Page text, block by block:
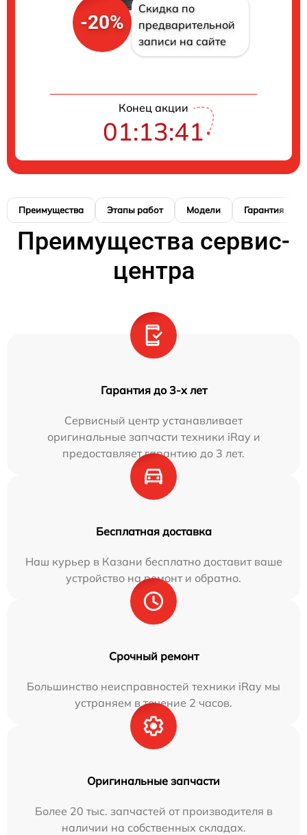
-20%
Скидка по
предварительной
записи на сайте
Конец акции
01:13:40
Преимущества Этапы работ Модели Гарантия
Преимущества сервис-
центра
Гарантия до 3-х лет
Сервисный центр устанавливает
оригинальные запчасти техники iRay и
предоставляет гарантию до 3 лет.
Бесплатная доставка
Наш курьер в Казани бесплатно доставит ваше
устройство на ремонт и обратно.
Срочный ремонт
Большинство неисправностей техники iRay мы
устраняем в течение 2 часов.
Оригинальные запчасти
Более 20 тыс. запчастей от производителя в
наличии на собственных складах.